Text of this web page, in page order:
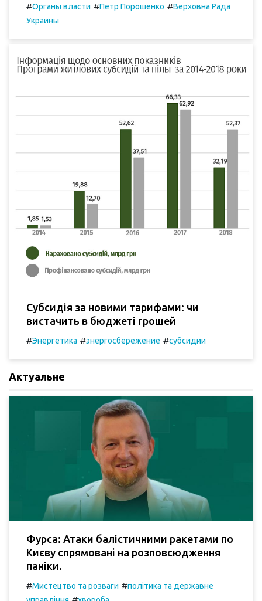
#Органы власти #Петр Порошенко #Верховна Рада
Украины
Субсидія за новими тарифами: чи
вистачить в бюджеті грошей
#Энергетика #энергосбережение #субсидии
Актуальне
Фурса: Атаки балістичними ракетами по
Києву спрямовані на розповсюдження
паніки.
#Мистецтво та розваги #політика та державне